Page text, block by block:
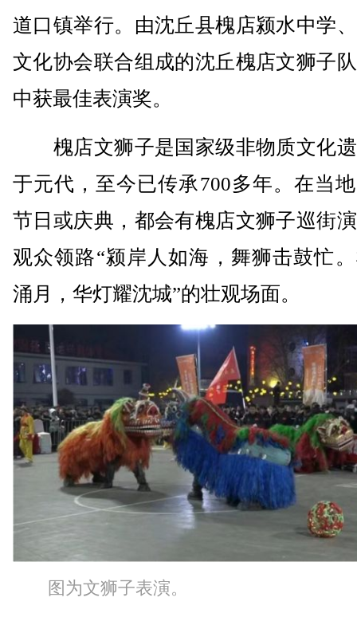
道口镇举行。由沈丘县槐店颍水中学
文化协会联合组成的沈丘槐店文狮子
中获最佳表演奖。
槐店文狮子是国家级非物质文化
于元代，至今已传承700多年。在当
节日或庆典，都会有槐店文狮子巡街
观众领路“颍岸人如海，舞狮击鼓忙
涌月，华灯耀沈城”的壮观场面。
图为文狮子表演。